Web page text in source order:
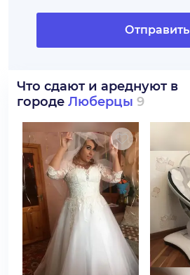
Отправить
Что сдают и ареднуют в
городе Люберцы 9